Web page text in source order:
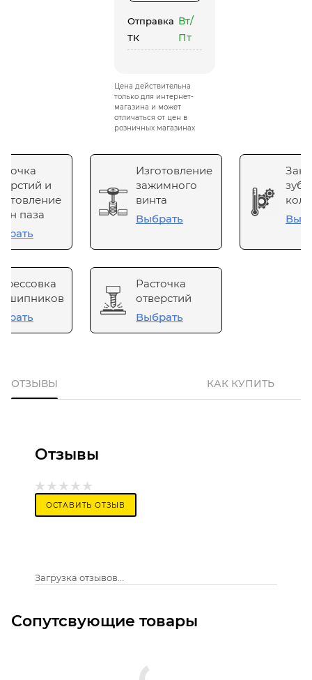
Отправка
ТК
Вт/
Пт
Цена действительна
только для интернет-
магазина и может
отличаться от цен в
розничных магазинах
и
паза
Изготовление
зажимного
винта
Выбрать
Расточка
отверстий
Выбрать
ОТЗЫВЫ КАК КУПИТЬ
Отзывы
ОСТАВИТЬ ОТЗЫВ
Загрузка отзывов...
Сопутсвующие товары